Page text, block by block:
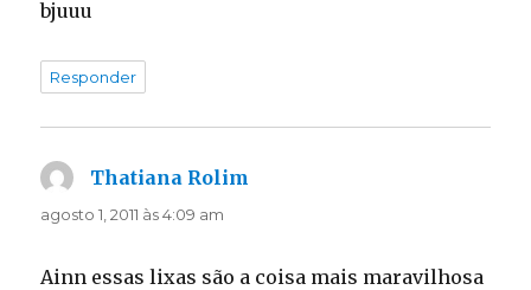
bjuuu
Responder
Thatiana Rolim
agosto 1, 2011 às 4:09 am
Ainn essas lixas são a coisa mais maravilhosa